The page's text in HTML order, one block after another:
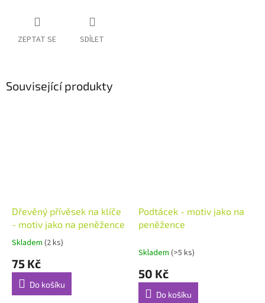
ZEPTAT SE SDÍLET
Související produkty
Dřevěný přívěsek na klíče
- motiv jako na peněžence
Průměrné
produktu
5,0
Skladem (2 ks)
75 Kč
Do košíku
Podtácek - motiv jako na
peněžence
Skladem (>5 ks)
50 Kč
Do košíku